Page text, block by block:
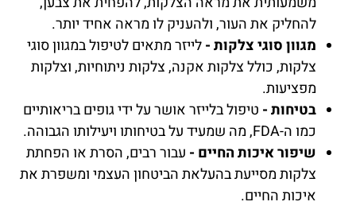
להחליק את העור, ולהעניק לו מראה אחיד יותר.
מגוון סוגי צלקות -לייזר מתאים לטיפול במגוון סוגי
צלקות, כולל צלקות אקנה, צלקות ניתוחיות, וצלקות
מפציעות.
בטיחות - טיפול בלייזר אושר על ידי גופים בריאותיים
כמו ה-FDA, מה שמעיד על בטיחותו ויעילותו הגבוהה.
שיפור איכות החיים - עבור רבים, הסרת או הפחתת
צלקות מסייעת בהעלאת הביטחון העצמי ומשפרת את
איכות החיים.